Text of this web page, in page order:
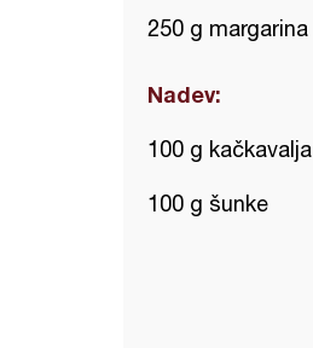
250 g margarina
Nadev:
100 g kačkavalja
100 g šunke